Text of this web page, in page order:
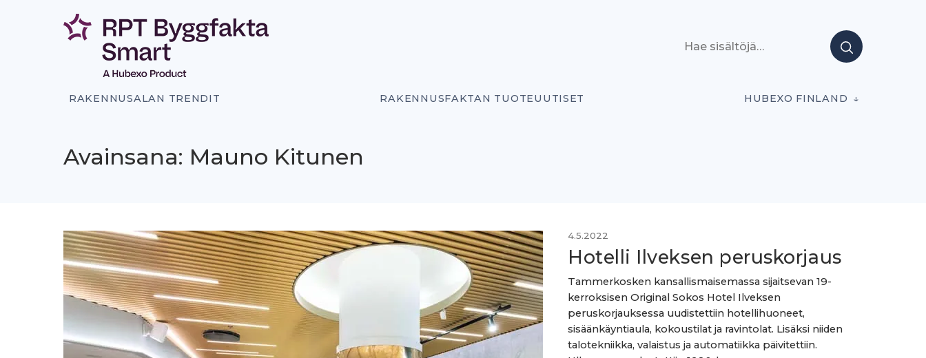
RAKENNUSALAN TRENDIT RAKENNUSFAKTAN TUOTEUUTISET HUBEXO FINLAND
Avainsana: Mauno Kitunen
4.5.2022
Hotelli Ilveksen peruskorjaus
Tammerkosken kansallismaisemassa sijaitsevan 19-
kerroksisen Original Sokos Hotel Ilveksen
peruskorjauksessa uudistettiin hotellihuoneet,
sisäänkäyntiaula, kokoustilat ja ravintolat. Lisäksi niiden
talotekniikka, valaistus ja automatiikka päivitettiin.